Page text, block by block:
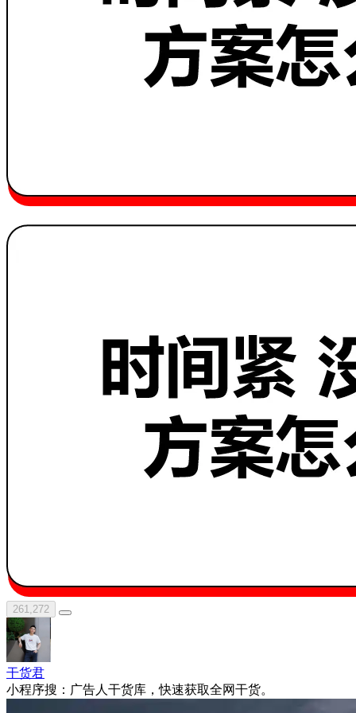
261,272
干货君
小程序搜：广告人干货库，快速获取全网干货。